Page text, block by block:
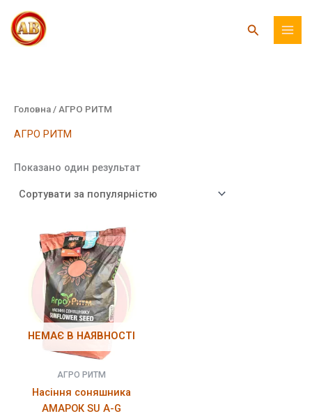
до
вмісту
Пошук
Головна / АГРО РИТМ
АГРО РИТМ
Показано один результат
НЕМАЄ В НАЯВНОСТІ
АГРО РИТМ
Насіння соняшника
АМАРОК SU A-G